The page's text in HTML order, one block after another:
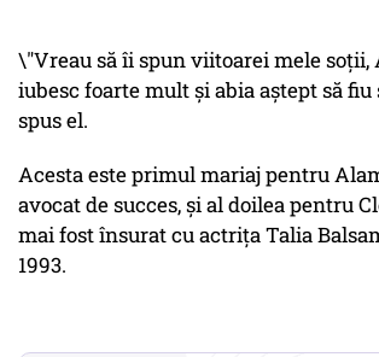
\"Vreau să îi spun viitoarei mele soții,
iubesc foarte mult și abia aștept să fiu
spus el.
Acesta este primul mariaj pentru
avocat de succes, și al doilea pentru
mai fost însurat cu actrița Talia
1993.